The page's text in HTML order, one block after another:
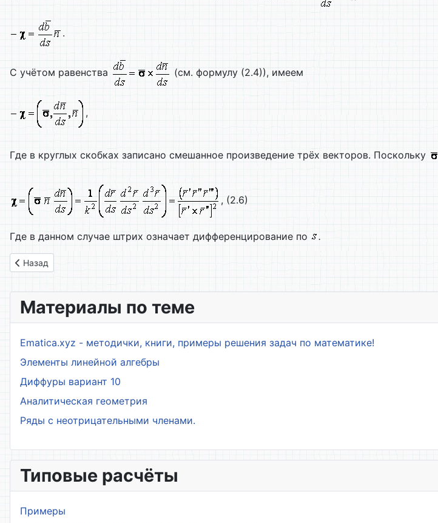
.
С учётом равенства (см. формулу (2.4)), имеем
,
Где в круглых скобках записано смешанное произведение трёх векторов. Поскольку
, (2.6)
Где в данном случае штрих означает дифференцирование по .
Предыдущий: 1.5. Кривизна пространственной кривой и её вычисление
Назад
Материалы по теме
Ematica.xyz - методички, книги, примеры решения задач по математике!
Элементы линейной алгебры
Диффуры вариант 10
Аналитическая геометрия
Ряды с неотрицательными членами.
Типовые расчёты
Примеры